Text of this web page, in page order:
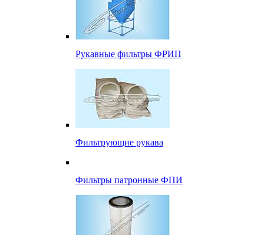
Рукавные фильтры ФРИП
Фильтрующие рукава
Фильтры патронные ФПИ